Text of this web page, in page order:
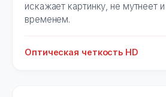
искажает картинку, не мутнеет
временем.
Оптическая четкость HD